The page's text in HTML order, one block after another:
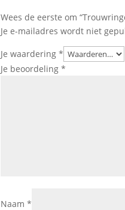
Wees de eerste om
Je e-mailadres wordt niet
Je waardering*
Je beoordeling*
Naam*